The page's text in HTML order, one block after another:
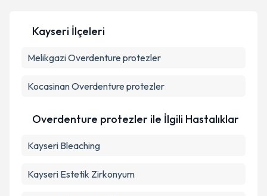
Metni'ni okudum ve kişisel verilerimin belirtilen
Kayseri İlçeleri
MelikgaziOverdenture protezler
KocasinanOverdenture protezler
Overdenture protezler ile İlgili Hastalıklar
Kayseri Bleaching
Kayseri Estetik Zirkonyum